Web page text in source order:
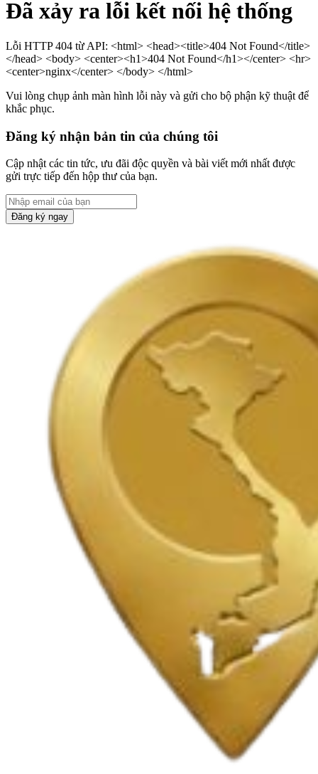
Đã xảy ra lỗi kết nối hệ thống
Lỗi HTTP 404 từ API: <html> <head><title>404 Not Found</title>
</head> <body> <center><h1>404 Not Found</h1></center> <hr>
<center>nginx</center> </body> </html>
Vui lòng chụp ảnh màn hình lỗi này và gửi cho bộ phận kỹ thuật để
khắc phục.
Đăng ký nhận bản tin của chúng tôi
Cập nhật các tin tức, ưu đãi độc quyền và bài viết mới nhất được
gửi trực tiếp đến hộp thư của bạn.
Đăng ký ngay